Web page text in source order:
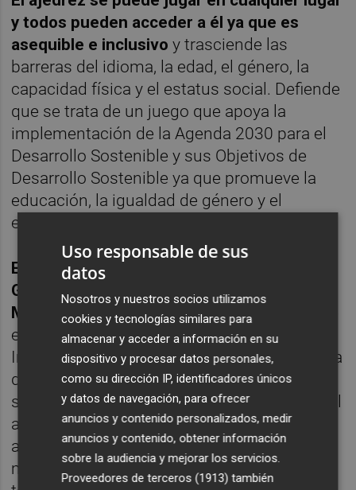
y todos pueden acceder a él ya que es
asequible e inclusivo y trasciende las
barreras del idioma, la edad, el género, la
capacidad física y el estatus social. Defiende
que se trata de un juego que apoya la
implementación de la Agenda 2030 para el
Desarrollo Sostenible y sus Objetivos de
Desarrollo Sostenible ya que promueve la
educación, la igualdad de género y el
empoderamiento de mujeres y niñas.
El 12 de diciembre de 2019, la Asamblea
General proclamó el 20 de julio como el Día
Mundial del Ajedrezpara marcar la fecha de
establecimiento de la Federación
Internacional de Ajedrez en París en 1924. La
designación del Día Mundial del Ajedrez no
sólo reconoce el papel de la Federación en el
apoyo a la cooperación internacional para la
actividad ajedrecística y el objetivo de
mejorar la convivencia respetuosa entre
Uso responsable de sus
datos
Nosotros y nuestros socios utilizamos
cookies y tecnologías similares para
almacenar y acceder a información en su
dispositivo y procesar datos personales,
como su dirección IP, identificadores únicos
y datos de navegación, para ofrecer
anuncios y contenido personalizados, medir
anuncios y contenido, obtener información
sobre la audiencia y mejorar los servicios.
Proveedores de terceros (1913) también